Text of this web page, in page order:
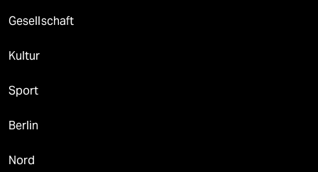
Gesellschaft
Kultur
Sport
Berlin
Nord